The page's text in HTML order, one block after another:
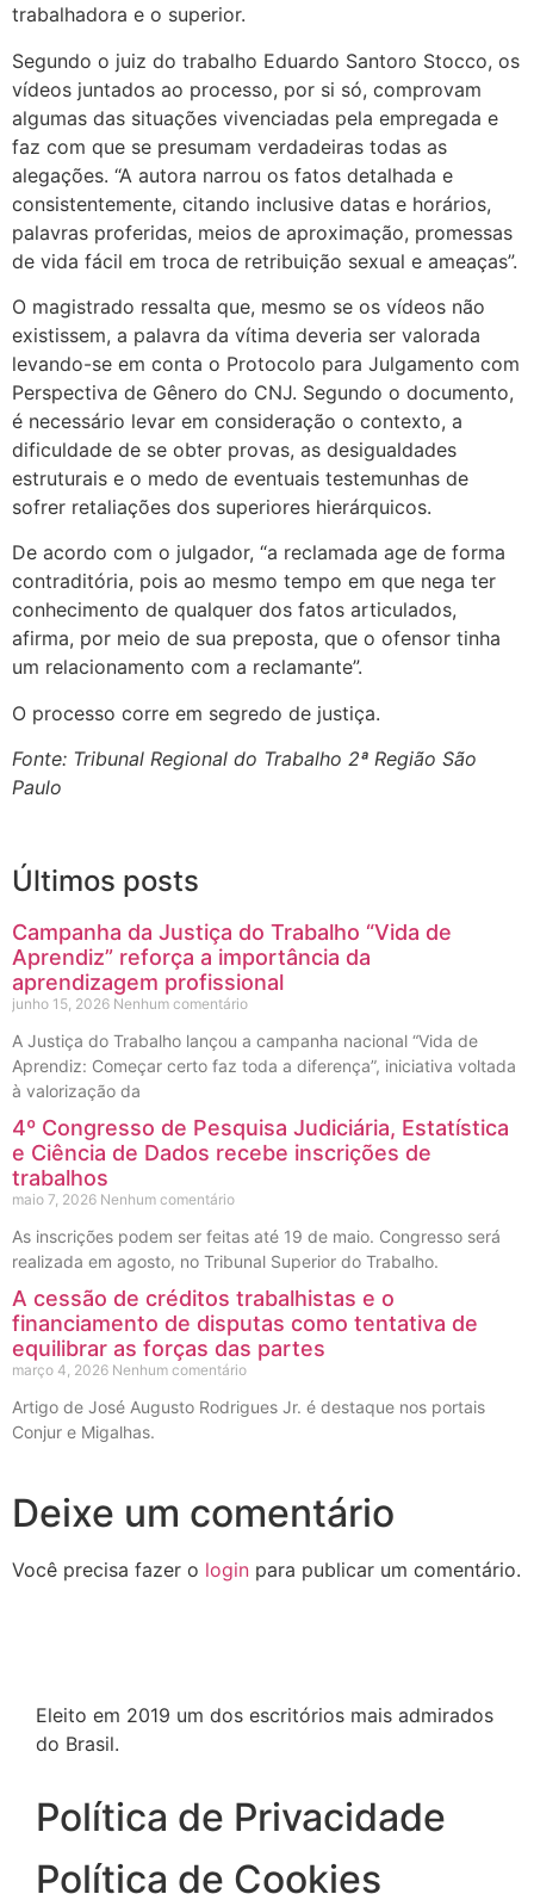
trabalhadora e o superior.
Segundo o juiz do trabalho Eduardo Santoro Stocco, os
vídeos juntados ao processo, por si só, comprovam
algumas das situações vivenciadas pela empregada e
faz com que se presumam verdadeiras todas as
alegações. “A autora narrou os fatos detalhada e
consistentemente, citando inclusive datas e horários,
palavras proferidas, meios de aproximação, promessas
de vida fácil em troca de retribuição sexual e ameaças”.
O magistrado ressalta que, mesmo se os vídeos não
existissem, a palavra da vítima deveria ser valorada
levando-se em conta o Protocolo para Julgamento com
Perspectiva de Gênero do CNJ. Segundo o documento,
é necessário levar em consideração o contexto, a
dificuldade de se obter provas, as desigualdades
estruturais e o medo de eventuais testemunhas de
sofrer retaliações dos superiores hierárquicos.
De acordo com o julgador, “a reclamada age de forma
contraditória, pois ao mesmo tempo em que nega ter
conhecimento de qualquer dos fatos articulados,
afirma, por meio de sua preposta, que o ofensor tinha
um relacionamento com a reclamante”.
O processo corre em segredo de justiça.
Fonte: Tribunal Regional do Trabalho 2ª Região São
Paulo
Últimos posts
Campanha da Justiça do Trabalho “Vida de
Aprendiz” reforça a importância da
aprendizagem profissional
junho 15, 2026 Nenhum comentário
A Justiça do Trabalho lançou a campanha nacional “Vida de
Aprendiz: Começar certo faz toda a diferença”, iniciativa voltada
à valorização da
4º Congresso de Pesquisa Judiciária, Estatística
e Ciência de Dados recebe inscrições de
trabalhos
maio 7, 2026 Nenhum comentário
As inscrições podem ser feitas até 19 de maio. Congresso será
realizada em agosto, no Tribunal Superior do Trabalho.
A cessão de créditos trabalhistas e o
financiamento de disputas como tentativa de
equilibrar as forças das partes
março 4, 2026 Nenhum comentário
Artigo de José Augusto Rodrigues Jr. é destaque nos portais
Conjur e Migalhas.
Deixe um comentário
Você precisa fazer o login para publicar um comentário.
Eleito em 2019 um dos escritórios mais admirados
do Brasil.
Política de Privacidade
Política de Cookies